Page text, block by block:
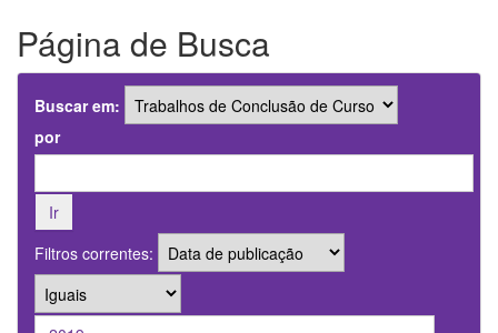
Página de Busca
Buscar em:
por
Filtros correntes: